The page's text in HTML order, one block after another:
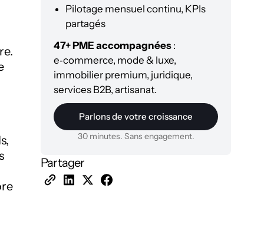
Pilotage mensuel continu, KPIs
partagés
47+ PME accompagnées :
e‑commerce, mode & luxe,
immobilier premium, juridique,
services B2B, artisanat.
Parlons de votre croissance
30 minutes. Sans engagement.
Partager